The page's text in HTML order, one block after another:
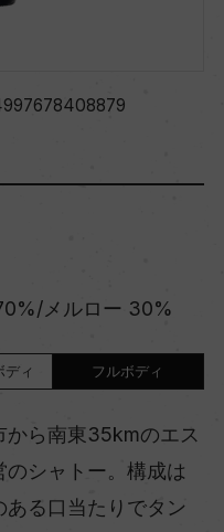
メルロー 30%
ディ フルボディ
から南東35kmのエス
シャトー。構成は
ある口当たりでタン